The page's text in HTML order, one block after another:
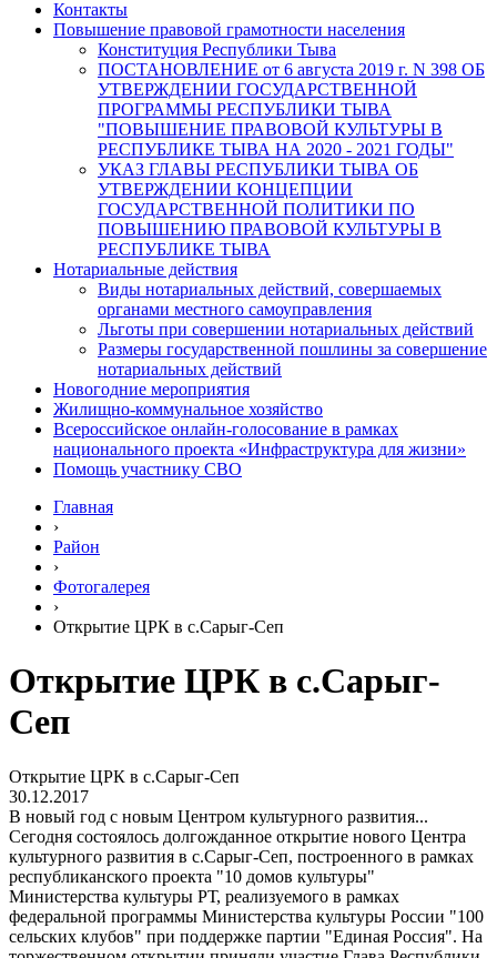
Контакты
Повышение правовой грамотности населения
Конституция Республики Тыва
ПОСТАНОВЛЕНИЕ от 6 августа 2019 г. N 398 ОБ
УТВЕРЖДЕНИИ ГОСУДАРСТВЕННОЙ
ПРОГРАММЫ РЕСПУБЛИКИ ТЫВА
"ПОВЫШЕНИЕ ПРАВОВОЙ КУЛЬТУРЫ В
РЕСПУБЛИКЕ ТЫВА НА 2020 - 2021 ГОДЫ"
УКАЗ ГЛАВЫ РЕСПУБЛИКИ ТЫВА ОБ
УТВЕРЖДЕНИИ КОНЦЕПЦИИ
ГОСУДАРСТВЕННОЙ ПОЛИТИКИ ПО
ПОВЫШЕНИЮ ПРАВОВОЙ КУЛЬТУРЫ В
РЕСПУБЛИКЕ ТЫВА
Нотариальные действия
Виды нотариальных действий, совершаемых
органами местного самоуправления
Льготы при совершении нотариальных действий
Размеры государственной пошлины за совершение
нотариальных действий
Новогодние мероприятия
Жилищно-коммунальное хозяйство
Всероссийское онлайн-голосование в рамках
национального проекта «Инфраструктура для жизни»
Помощь участнику СВО
Главная
›
Район
›
Фотогалерея
›
Открытие ЦРК в с.Сарыг-Сеп
Открытие ЦРК в с.Сарыг-
Сеп
Открытие ЦРК в с.Сарыг-Сеп
30.12.2017
В новый год с новым Центром культурного развития...
Сегодня состоялось долгожданное открытие нового Центра
культурного развития в с.Сарыг-Сеп, построенного в рамках
республиканского проекта "10 домов культуры"
Министерства культуры РТ, реализуемого в рамках
федеральной программы Министерства культуры России "100
сельских клубов" при поддержке партии "Единая Россия". На